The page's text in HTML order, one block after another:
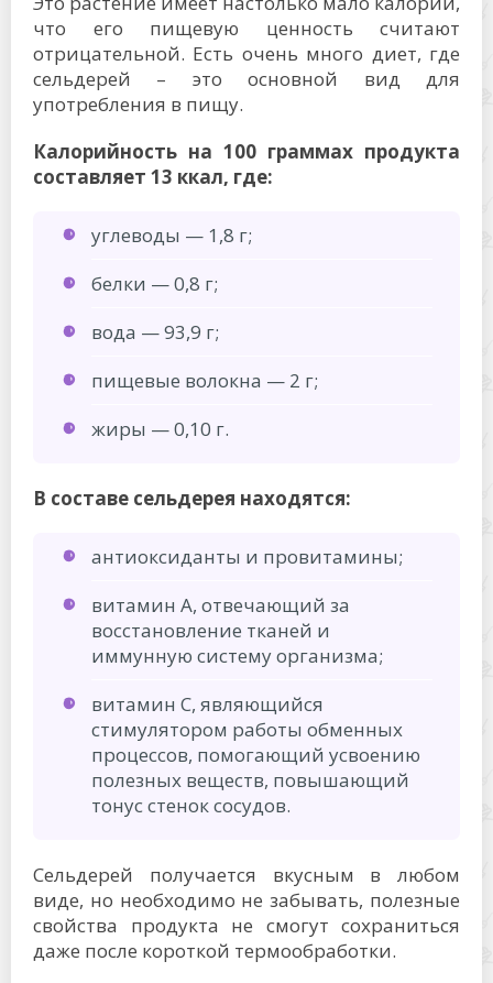
что его пищевую ценность считают
отрицательной. Есть очень много диет, где
сельдерей – это основной вид для
употребления в пищу.
Калорийность на 100 граммах продукта
составляет 13 ккал, где:
углеводы — 1,8 г;
белки — 0,8 г;
вода — 93,9 г;
пищевые волокна — 2 г;
жиры — 0,10 г.
В составе сельдерея находятся:
антиоксиданты и провитамины;
витамин А, отвечающий за
восстановление тканей и
иммунную систему организма;
витамин С, являющийся
стимулятором работы обменных
процессов, помогающий усвоению
полезных веществ, повышающий
тонус стенок сосудов.
Сельдерей получается вкусным в любом
виде, но необходимо не забывать, полезные
свойства продукта не смогут сохраниться
даже после короткой термообработки.